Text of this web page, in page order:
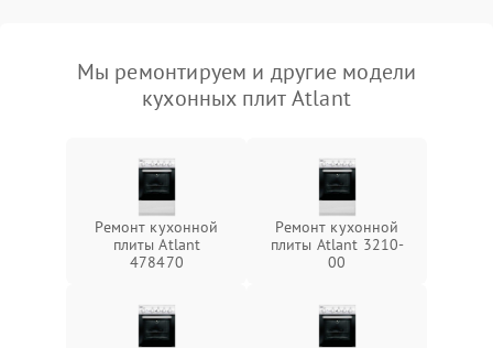
Мы ремонтируем и другие модели
кухонных плит Atlant
Ремонт кухонной
плиты Atlant
478470
Ремонт кухонной
плиты Atlant 3210-
00